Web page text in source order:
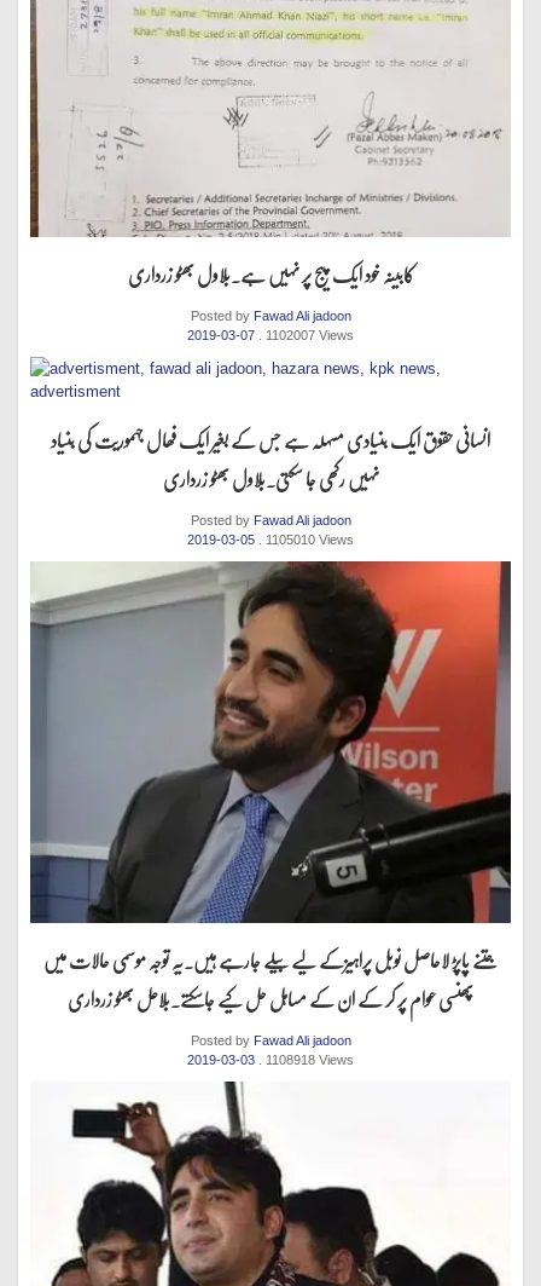
کابینہ خود ایک پیج پر نہیں ہے.بلاول بھٹو زرداری
Posted by Fawad Ali jadoon
2019-03-07
. 1102007 Views
انسانی حقوق ایک بنیادی مسہلہ ہے جس کے بغیر ایک فھال جہموریت کی بنیاد
نہیں رکھی جا سکتی.بلاول بھٹو زرداری
Posted by Fawad Ali jadoon
2019-03-05
. 1105010 Views
جتنے پاپڑ لاحاصل نوبل پراہیزکے لیے بیلے جارہے ہیں.یہ توجہ موسمی حالات میں
پھنسی عوام پر کر کے ان کے مساہل حل کیے جاسکتے.بلاعل بھٹو زرداری
Posted by Fawad Ali jadoon
2019-03-03
. 1108918 Views